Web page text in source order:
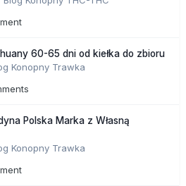
60-65 dni od kiełka do zbioru
Konopny Trawka
Polska Marka z Własną
Konopny Trawka